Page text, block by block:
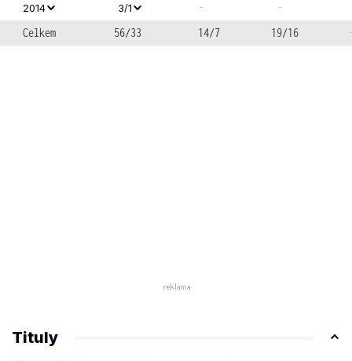
2014 3/1 -
-
Celkem
56/33 14/7 19/16
Tituly